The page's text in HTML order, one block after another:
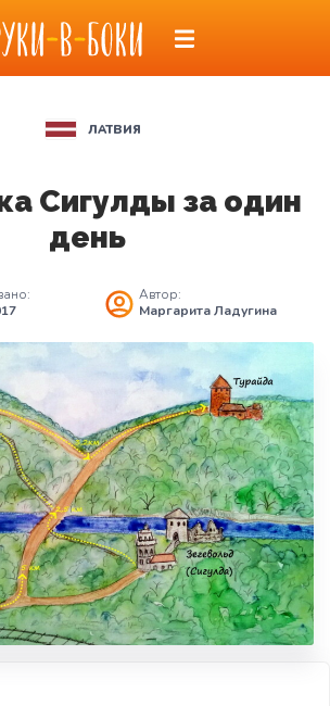
ЛАТВИЯ
Сигулды за один
день
Автор:
Маргарита Ладугина